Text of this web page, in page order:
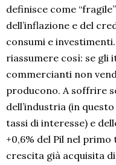
definisce come
dell’inflazione e del
consumi e
riassumere così: se gli
commercianti non
producono. A soffrire
dell’industria (in
tassi di interesse) e
+0,6% del Pil nel
crescita già acquisita